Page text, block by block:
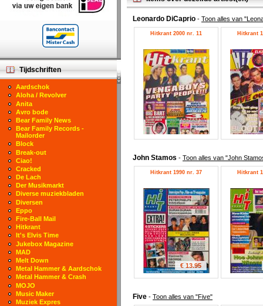
Leonardo DiCaprio - Toon alles van
Hitkrant 2000 nr. 11 Hitkrant
John Stamos - Toon alles van "John
Hitkrant 1990 nr. 37
€ 13.95
Hitkrant
Five - Toon alles van "Five"
Tijdschriften
Aardschok
Aloha / Revolver
Anita
Avro bode
Bear Family News
Bear Family Records -
Mailorder
Block
Break-out
Ciao!
Cracked
De Lach
Der Musikmarkt
Diverse muziekbladen
Diversen
Eppo
Fire-Ball Mail
Hitkrant
It's Elvis Time
Jukebox Magazine
MAD
Melt Down
Metal Hammer & Aardschok
Metal Hammer & Crash
MOJO
Music Maker
Muziek Expres